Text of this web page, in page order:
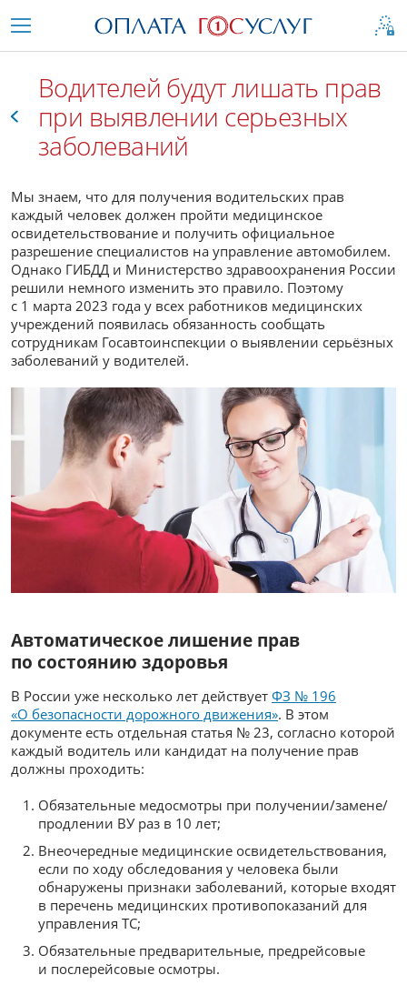
Водителей будут лишать прав
при выявлении серьезных
заболеваний
Мы знаем, что для получения водительских прав
каждый человек должен пройти медицинское
освидетельствование и получить официальное
разрешение специалистов на управление автомобилем.
Однако ГИБДД и Министерство здравоохранения России
решили немного изменить это правило. Поэтому
с 1 марта 2023 года у всех работников медицинских
учреждений появилась обязанность сообщать
сотрудникам Госавтоинспекции о выявлении серьёзных
заболеваний у водителей.
Автоматическое лишение прав
по состоянию здоровья
В России уже несколько лет действует ФЗ № 196
«О безопасности дорожного движения». В этом
документе есть отдельная статья № 23, согласно которой
каждый водитель или кандидат на получение прав
должны проходить:
Обязательные медосмотры при получении/замене/
продлении ВУ раз в 10 лет;
Внеочередные медицинские освидетельствования,
если по ходу обследования у человека были
обнаружены признаки заболеваний, которые входят
в перечень медицинских противопоказаний для
управления ТС;
Обязательные предварительные, предрейсовые
и послерейсовые осмотры.